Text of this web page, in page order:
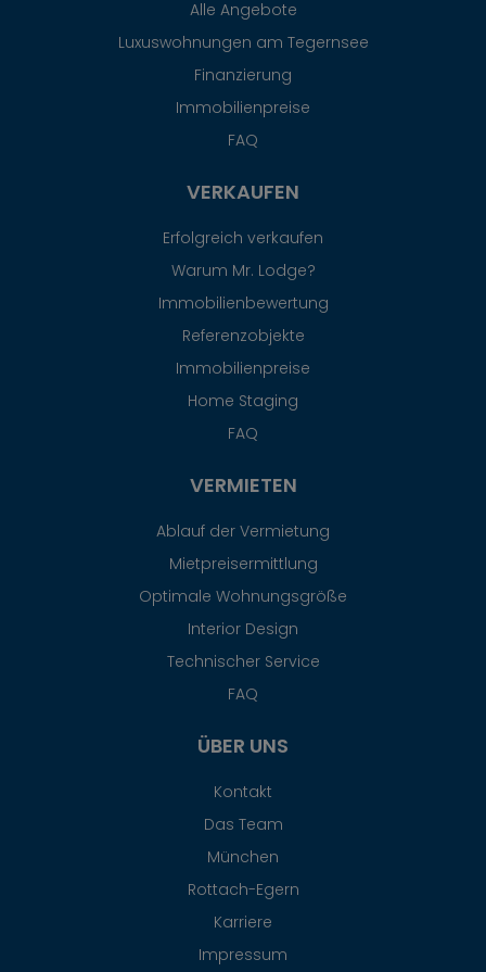
Alle Angebote
Luxuswohnungen am Tegernsee
Finanzierung
Immobilienpreise
FAQ
VERKAUFEN
Erfolgreich verkaufen
Warum Mr. Lodge?
Immobilienbewertung
Referenzobjekte
Immobilienpreise
Home Staging
FAQ
VERMIETEN
Ablauf der Vermietung
Mietpreisermittlung
Optimale Wohnungsgröße
Interior Design
Technischer Service
FAQ
ÜBER UNS
Kontakt
Das Team
München
Rottach-Egern
Karriere
Impressum